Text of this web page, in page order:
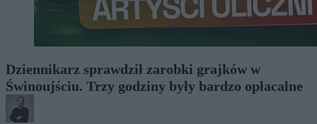
Dziennikarz sprawdził zarobki grajków w
Świnoujściu. Trzy godziny były bardzo opłacalne